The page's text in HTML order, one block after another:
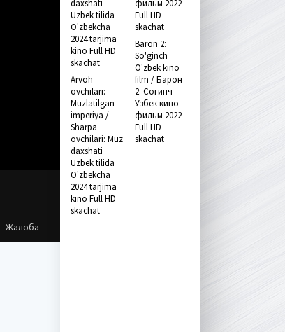
Жалоба
Arvoh
ovchilari:
Muzlatilgan
imperiya /
Sharpa
ovchilari: Muz
daxshati
Uzbek tilida
O'zbekcha
2024 tarjima
kino Full HD
skachat
Baron 2:
So'ginch
O'zbek kino
film / Барон
2: Согинч
Узбек кино
фильм 2022
Full HD
skachat